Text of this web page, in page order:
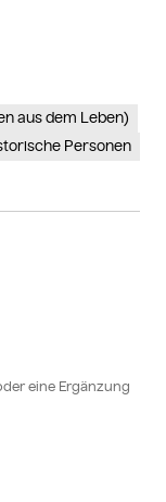
aus dem Leben)
Personen
eine Ergänzung